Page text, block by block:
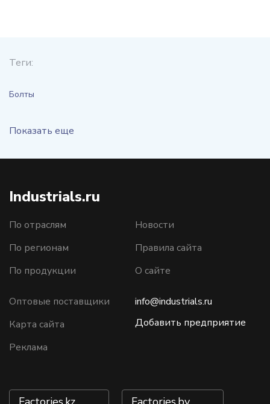
Теги:
Болты
Показать еще
Industrials.ru
По отраслям
По регионам
По продукции
Новости
Правила сайта
О сайте
Оптовые поставщики
Карта сайта
Реклама
info@industrials.ru
Добавить предприятие